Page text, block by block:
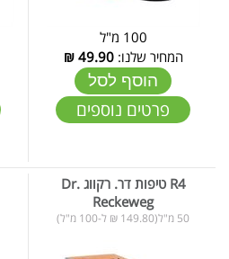
100 מ"ל
המחיר שלנו:49.90
₪
הוסף לסל
פרטים נוספים
R4 טיפות דר. רקווג Dr.
Reckeweg
50 מ"ל(149.80 ₪ ל-100 מ"ל)